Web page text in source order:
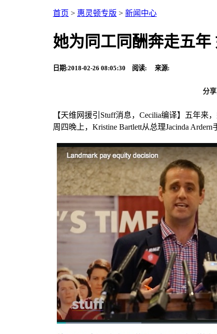
首页 > 惠灵顿专版 > 新闻中心
她为同工同酬奔走五
日期:2018-02-26 08:05:30 阅读: 来源:
分享
【天维网援引Stuff消息，Cecilia编译】五年
周四晚上，Kristine Bartlett从总理Jacinda